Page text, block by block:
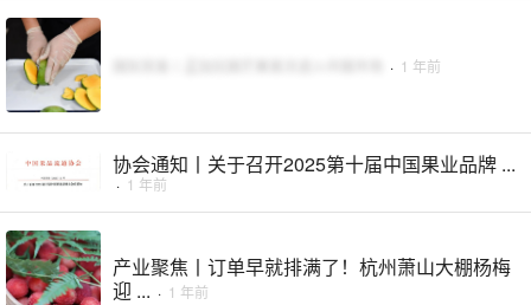
· 1 年前
协会通知丨关于召开2025第十届中国果业品牌 ...
· 1 年前
产业聚焦丨订单早就排满了！杭州萧山大棚杨梅
迎 ... · 1 年前